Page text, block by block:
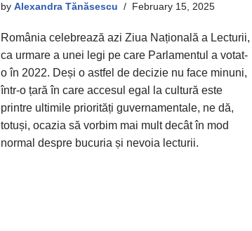
by Alexandra Tănăsescu February 15, 2025
România celebrează azi Ziua Națională a Lecturii,
ca urmare a unei legi pe care Parlamentul a votat-
o în 2022. Deși o astfel de decizie nu face minuni,
într-o țară în care accesul egal la cultură este
printre ultimile priorități guvernamentale, ne dă,
totuși, ocazia să vorbim mai mult decât în mod
normal despre bucuria și nevoia lecturii.